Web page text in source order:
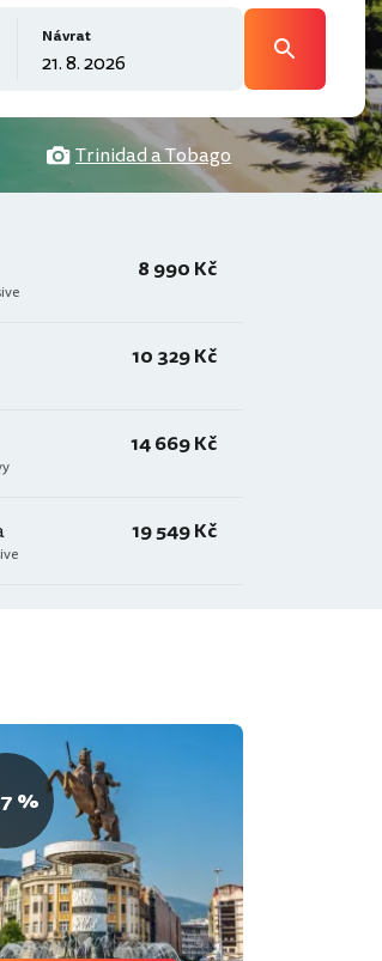
Návrat
Trinidad a Tobago
8 990 Kč
10 329 Kč
14 669 Kč
19 549 Kč
%